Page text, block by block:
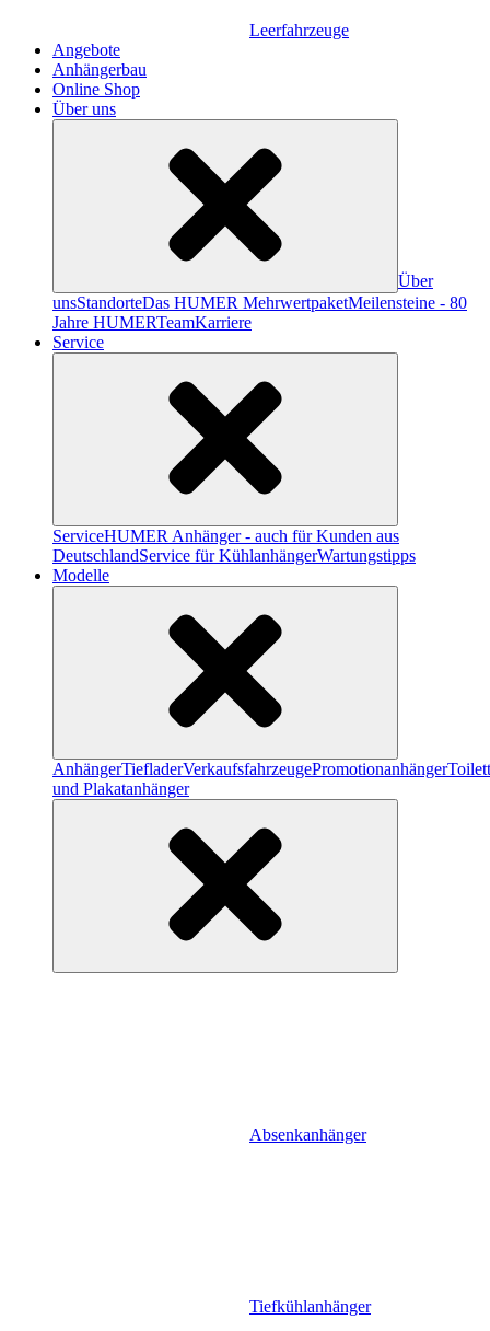
Leerfahrzeuge
Angebote
Anhängerbau
Online Shop
Über uns
Über
unsStandorteDas HUMER MehrwertpaketMeilensteine - 80
Jahre HUMERTeamKarriere
Service
ServiceHUMER Anhänger - auch für Kunden aus
DeutschlandService für KühlanhängerWartungstipps
Modelle
AnhängerTiefladerVerkaufsfahrzeugePromotionanhänger
und Plakatanhänger
Absenkanhänger
Tiefkühlanhänger